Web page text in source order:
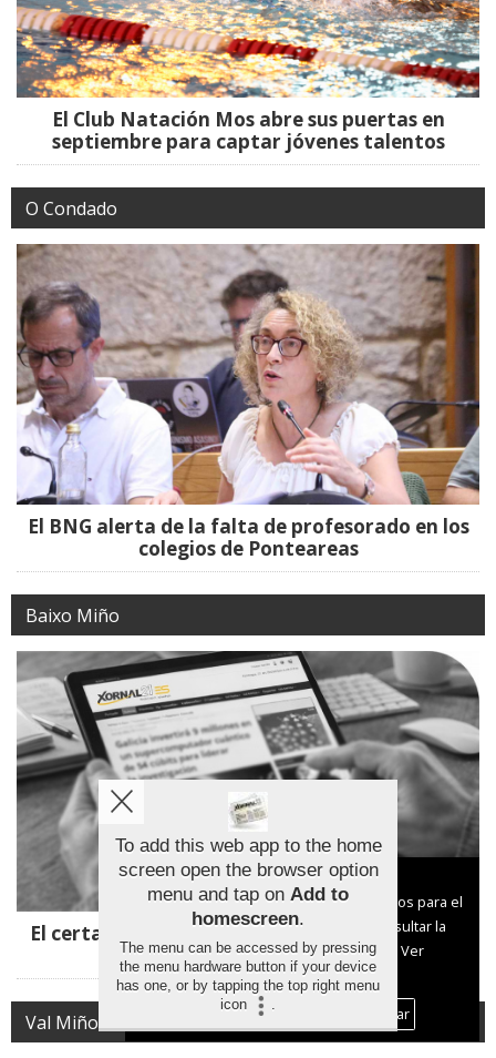
El Club Natación Mos abre sus puertas en
septiembre para captar jóvenes talentos
O Condado
El BNG alerta de la falta de profesorado en los
colegios de Ponteareas
Baixo Miño
El certamen de pintura de Tomiño se amplía a
Estás y Figueiró
Val Miñor
Aviso sobre el Uso de cookies:
Utilizamos cookies nuestras y de terceros para el
funcionamiento del digital. Puedes consultar la
lista de cookies y como desconectarlas.
Ver
nuestra Política de Privacidad y Cookies
Aceptar Cookies
Personalizar
To add this web app to the home
screen open the browser option
menu and tap on Add to
homescreen.
The menu can be accessed by pressing
the menu hardware button if your device
has one, or by tapping the top right menu
icon
.